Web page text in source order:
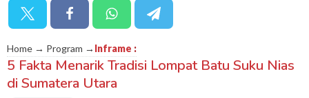
Home → Program → Inframe :
5 Fakta Menarik Tradisi Lompat Batu Suku Nias
di Sumatera Utara